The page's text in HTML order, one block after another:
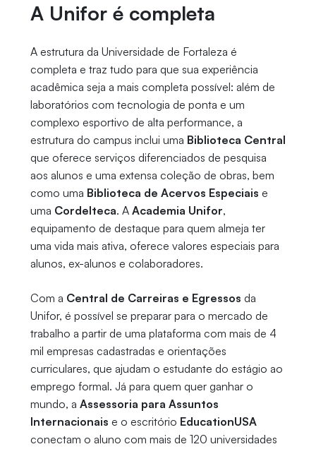
A Unifor é completa
A estrutura da Universidade de Fortaleza é
completa e traz tudo para que sua experiência
acadêmica seja a mais completa possível: além de
laboratórios com tecnologia de ponta e um
complexo esportivo de alta performance, a
estrutura do campus inclui uma Biblioteca Central
que oferece serviços diferenciados de pesquisa
aos alunos e uma extensa coleção de obras, bem
como uma Biblioteca de Acervos Especiais e
uma Cordelteca. A Academia Unifor,
equipamento de destaque para quem almeja ter
uma vida mais ativa, oferece valores especiais para
alunos, ex-alunos e colaboradores.
Com a Central de Carreiras e Egressos da
Unifor, é possível se preparar para o mercado de
trabalho a partir de uma plataforma com mais de 4
mil empresas cadastradas e orientações
curriculares, que ajudam o estudante do estágio ao
emprego formal. Já para quem quer ganhar o
mundo, a Assessoria para Assuntos
Internacionais e o escritório EducationUSA
conectam o aluno com mais de 120 universidades